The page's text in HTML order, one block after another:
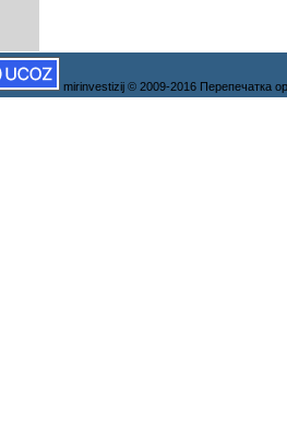
mirinvestizij © 2009-2016 Перепечатка